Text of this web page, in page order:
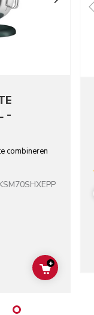
-
combineren
ADD TO
+